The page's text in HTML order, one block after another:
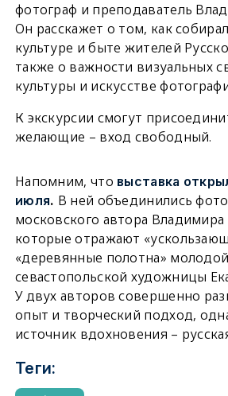
фотограф и преподаватель
Он расскажет о том, как
культуре и быте жителей
также о важности визуальных
культуры и искусстве
К экскурсии смогут
желающие – вход свободный.
Напомним, что выставка
июля. В ней объединились
московского автора
которые отражают
«деревянные полотна» молодой
севастопольской художницы
У двух авторов совершенно
опыт и творческий подход,
источник вдохновения –
Теги: